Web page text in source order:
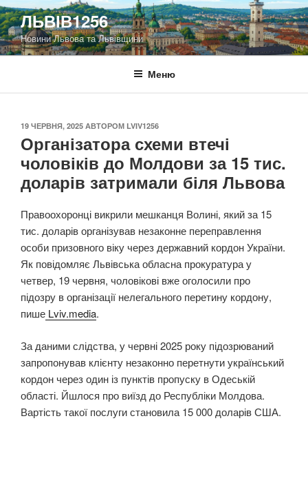
Перейти
до
вмісту
ЛЬВІВ1256
Новини Львова та Львівщини
Меню
ОПУБЛІКОВАНО
19 ЧЕРВНЯ, 2025 АВТОРОМ LVIV1256
Організатора схеми втечі
чоловіків до Молдови за 15 тис.
доларів затримали біля Львова
Правоохоронці викрили мешканця Волині, який за 15
тис. доларів організував незаконне переправлення
особи призовного віку через державний кордон України.
Як повідомляє Львівська обласна прокуратура у
четвер, 19 червня, чоловікові вже оголосили про
підозру в організації нелегального перетину кордону,
пише Lviv.media.
За даними слідства, у червні 2025 року підозрюваний
запропонував клієнту незаконно перетнути український
кордон через один із пунктів пропуску в Одеській
області. Йшлося про виїзд до Республіки Молдова.
Вартість такої послуги становила 15 000 доларів США.